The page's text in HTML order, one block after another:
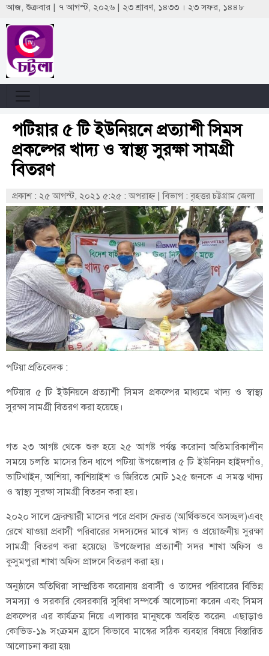
আজ, শুক্রবার | ৭ আগস্ট, ২০২৬ | ২৩ শ্রাবণ, ১৪৩৩ । ২৩ সফর, ১৪৪৮
পটিয়ার ৫ টি ইউনিয়নে প্রত্যাশী সিমস
প্রকল্পের খাদ্য ও স্বাস্থ্য সুরক্ষা সামগ্রী
বিতরণ
প্রকাশ : ২৫ আগস্ট, ২০২১ ৫:২৫ : অপরাহ্ণ |বিভাগ : বৃহত্তর চট্টগ্রাম জেলা
পটিয়া প্রতিবেদক :
পটিয়ার ৫ টি ইউনিয়নে প্রত্যাশী সিমস প্রকল্পের মাধ্যমে খাদ্য ও স্বাস্থ্য
সুরক্ষা সামগ্রী বিতরণ করা হয়েছে।
গত ২৩ আগষ্ট থেকে শুরু হয়ে ২৫ আগষ্ট পর্যন্ত করোনা অতিমারিকালীন
সময়ে চলতি মাসের তিন ধাপে পটিয়া উপজেলার ৫ টি ইউনিয়ন হাইদগাঁও,
ভাটিখাইন, আশিয়া, কাশিয়াইশ ও জিরিতে মোট ১২৫ জনকে এ সমস্ত খাদ্য
ও স্বাস্থ্য সুরক্ষা সামগ্রী বিতরন করা হয়।
২০২০ সালে ফ্রেরুয়ারী মাসের পরে প্রবাস ফেরত (আর্থিকভবে অসচ্ছল)এবং
রেখে যাওয়া প্রবাসী পরিবারের সদস্যদের মাঝে খাদ্য ও প্রয়োজনীয় সুরক্ষা
সামগ্রী বিতরণ করা হয়েছে৷ উপজেলার প্রত্যাশী সদর শাখা অফিস ও
কুসুমপুরা শাখা অফিস প্রাঙ্গনে বিতরণ করা হয়।
অনুষ্ঠানে অতিথিরা সাম্প্রতিক করোনায় প্রবাসী ও তাদের পরিবারের বিভিন্ন
সমস্যা ও সরকারি বেসরকারি সুবিধা সম্পর্কে আলোচনা করেন এবং সিমস
প্রকল্পের এর কার্যক্রম নিয়ে এলাকার মানুষকে অবহিত করেন৷ এছাড়াও
কোভিড-১৯ সংক্রমন হ্রাসে কিভাবে মাস্কের সঠিক ব্যবহার বিষয়ে বিস্তারিত
আলোচনা করা হয়৷